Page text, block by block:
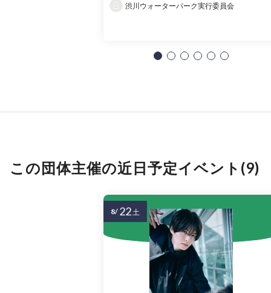
渋川ウォーターパーク実行委員会
この団体主催の近日予定イベント(9)
8/ 22土